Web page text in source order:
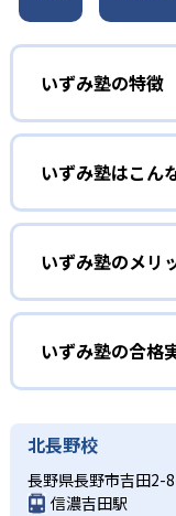
いずみ塾の特徴
長野県、山梨県の
入試に合わせて
している。
いずみ塾はこん
長野、山梨を中心
みをもっている
学校に多数の合格
る。
いずみ塾のメリ
ど
長野、山梨の入試
対策も万全であ
岐にわたっており
長野と山梨の入試
験希望の生徒には不
いずみ塾の合格
いずみ塾は公式サ
中学校の合格
北長野校
長野県長野市吉田2-
信濃吉田駅